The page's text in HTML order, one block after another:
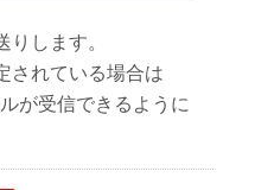
します。
されている場合は
が受信できるように